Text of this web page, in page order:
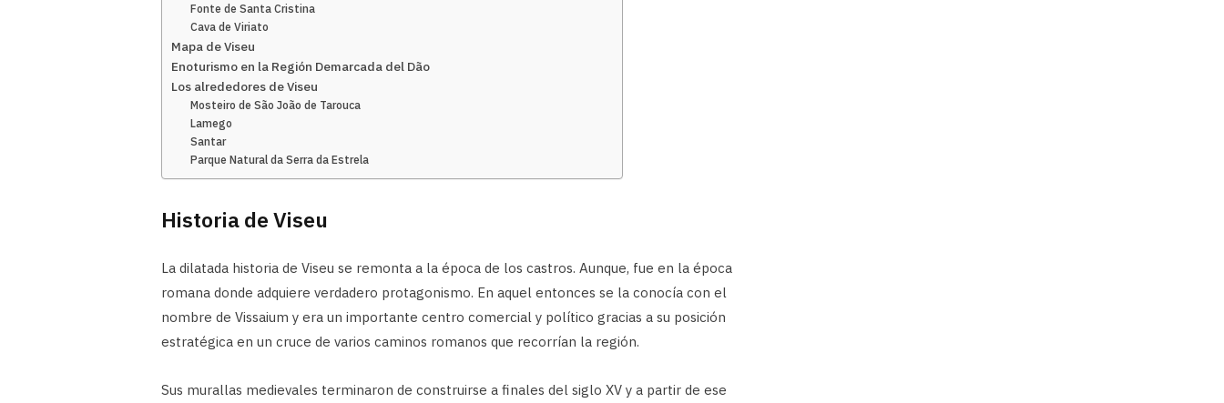
Fonte de Santa Cristina
Cava de Viriato
Mapa de Viseu
Enoturismo en la Región Demarcada del Dão
Los alrededores de Viseu
Mosteiro de São João de Tarouca
Lamego
Santar
Parque Natural da Serra da Estrela
Historia de Viseu
La dilatada historia de Viseu se remonta a la época de los castros. Aunque, fue en la época
romana donde adquiere verdadero protagonismo. En aquel entonces se la conocía con el
nombre de Vissaium y era un importante centro comercial y político gracias a su posición
estratégica en un cruce de varios caminos romanos que recorrían la región.
Sus murallas medievales terminaron de construirse a finales del siglo XV y a partir de ese